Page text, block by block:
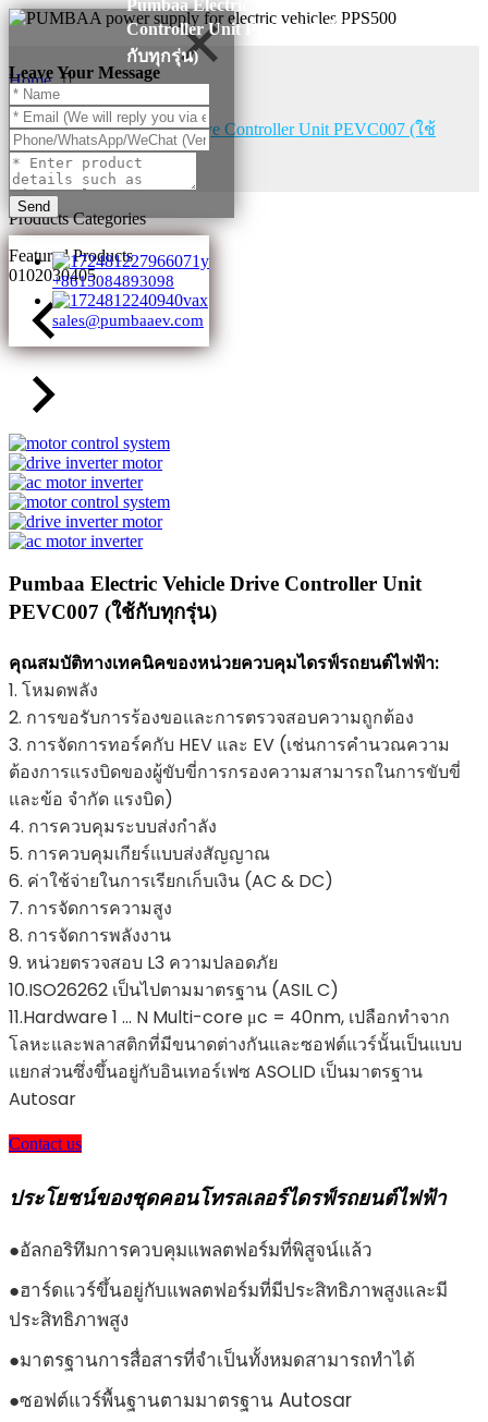
Leave Your Message
Send
+8615084893098
sales@pumbaaev.com
Pumbaa Electric Vehicle Drive
Controller Unit PEVC007 (ใช้
กับทุกรุ่น)
Home
Products
Pumbaa Electric Vehicle Drive Controller Unit PEVC007 (ใช้
กับทุกรุ่น)
Products Categories
Featured Products
0102030405
Pumbaa Electric Vehicle Drive Controller Unit
PEVC007 (ใช้กับทุกรุ่น)
คุณสมบัติทางเทคนิคของหน่วยควบคุมไดรฟ์รถยนต์ไฟฟ้า:
1. โหมดพลัง
2. การขอรับการร้องขอและการตรวจสอบความถูกต้อง
3. การจัดการทอร์คกับ HEV และ EV (เช่นการคำนวณความ
ต้องการแรงบิดของผู้ขับขี่การกรองความสามารถในการขับขี่
และข้อ จำกัด แรงบิด)
4. การควบคุมระบบส่งกำลัง
5. การควบคุมเกียร์แบบส่งสัญญาณ
6. ค่าใช้จ่ายในการเรียกเก็บเงิน (AC & DC)
7. การจัดการความสูง
8. การจัดการพลังงาน
9. หน่วยตรวจสอบ L3 ความปลอดภัย
10.ISO26262 เป็นไปตามมาตรฐาน (ASIL C)
11.Hardware 1 ... N Multi-core μc = 40nm, เปลือกทำจาก
โลหะและพลาสติกที่มีขนาดต่างกันและซอฟต์แวร์นั้นเป็นแบบ
แยกส่วนซึ่งขึ้นอยู่กับอินเทอร์เฟซ ASOLID เป็นมาตรฐาน
Autosar
Contact us
ประโยชน์ของชุดคอนโทรลเลอร์ไดรฟ์รถยนต์ไฟฟ้า
●อัลกอริทึมการควบคุมแพลตฟอร์มที่พิสูจน์แล้ว
●ฮาร์ดแวร์ขึ้นอยู่กับแพลตฟอร์มที่มีประสิทธิภาพสูงและมี
ประสิทธิภาพสูง
●มาตรฐานการสื่อสารที่จำเป็นทั้งหมดสามารถทำได้
●ซอฟต์แวร์พื้นฐานตามมาตรฐาน Autosar